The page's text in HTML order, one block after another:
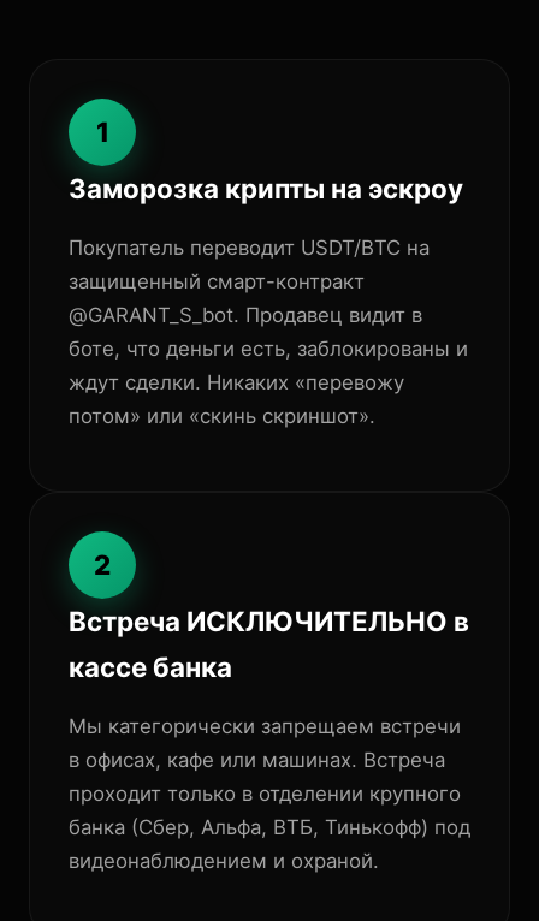
1
Заморозка крипты на эскроу
Покупатель переводит USDT/BTC на
защищенный смарт-контракт
@GARANT_S_bot. Продавец видит в
боте, что деньги есть, заблокированы и
ждут сделки. Никаких «перевожу
потом» или «скинь скриншот».
2
Встреча ИСКЛЮЧИТЕЛЬНО в
кассе банка
Мы категорически запрещаем встречи
в офисах, кафе или машинах. Встреча
проходит только в отделении крупного
банка (Сбер, Альфа, ВТБ, Тинькофф) под
видеонаблюдением и охраной.